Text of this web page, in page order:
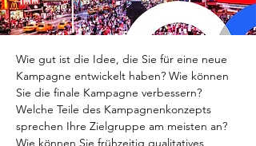
Wie gut ist die Idee, die Sie für eine neue
Kampagne entwickelt haben? Wie können
Sie die finale Kampagne verbessern?
Welche Teile des Kampagnenkonzepts
sprechen Ihre Zielgruppe am meisten an?
Wie können Sie frühzeitig qualitatives